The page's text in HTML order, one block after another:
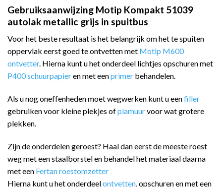
Gebruiksaanwijzing Motip Kompakt 51039
autolak metallic grijs in spuitbus
Voor het beste resultaat is het belangrijk om het te spuiten
oppervlak eerst goed te ontvetten met Motip M600
ontvetter. Hierna kunt u het onderdeel lichtjes opschuren met
P400 schuurpapieren met eenprimer behandelen.
Als u nog oneffenheden moet wegwerken kunt u eenfiller
gebruiken voor kleine plekjes ofplamuurvoor wat grotere
plekken.
Zijn de onderdelen geroest? Haal dan eerst de meeste roest
weg met een staalborstel en behandel het materiaal daarna
met een Fertan roestomzetter
Hierna kunt u het onderdeelontvetten , opschuren en met een